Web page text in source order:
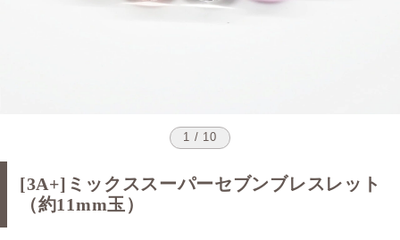
1 / 10
[3A+]ミックススーパーセブンブレスレット
（約11mm玉）